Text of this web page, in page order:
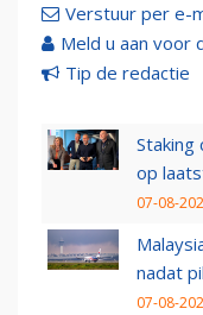
Verstuur per e-
Meld u aan voor
Tip de redactie
Staking
op
07-08-
nadat
07-08-